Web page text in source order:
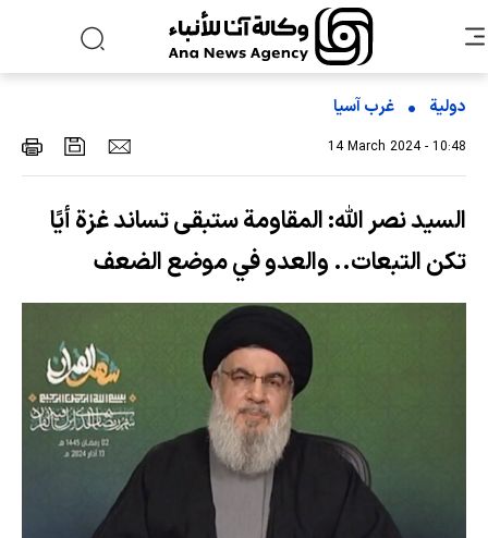
دولية غرب آسیا
14 March 2024 - 10:48
السيد نصر الله: المقاومة ستبقى تساند غزة أيًا
تكن التبعات.. والعدو في موضع الضعف